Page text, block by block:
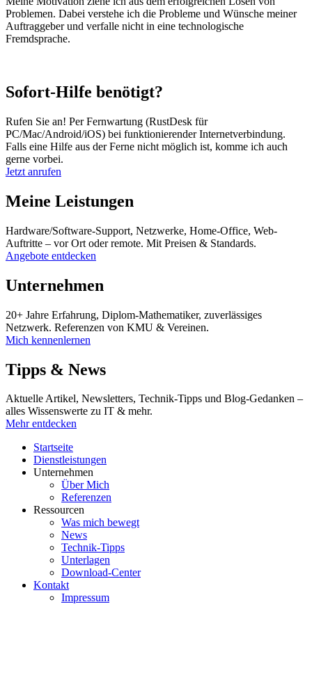
Problemen. Dabei verstehe ich die Probleme und Wünsche meiner
Auftraggeber und verfalle nicht in eine technologische
Fremdsprache.
Sofort-Hilfe benötigt?
Rufen Sie an! Per Fernwartung (RustDesk für
PC/Mac/Android/iOS) bei funktionierender Internetverbindung.
Falls eine Hilfe aus der Ferne nicht möglich ist, komme ich auch
gerne vorbei.
Jetzt anrufen
Meine Leistungen
Hardware/Software-Support, Netzwerke, Home-Office, Web-
Auftritte – vor Ort oder remote. Mit Preisen & Standards.
Angebote entdecken
Unternehmen
20+ Jahre Erfahrung, Diplom-Mathematiker, zuverlässiges
Netzwerk. Referenzen von KMU & Vereinen.
Mich kennenlernen
Tipps & News
Aktuelle Artikel, Newsletters, Technik-Tipps und Blog-Gedanken –
alles Wissenswerte zu IT & mehr.
Mehr entdecken
Startseite
Dienstleistungen
Unternehmen
Über Mich
Referenzen
Ressourcen
Was mich bewegt
News
Technik-Tipps
Unterlagen
Download-Center
Kontakt
Impressum